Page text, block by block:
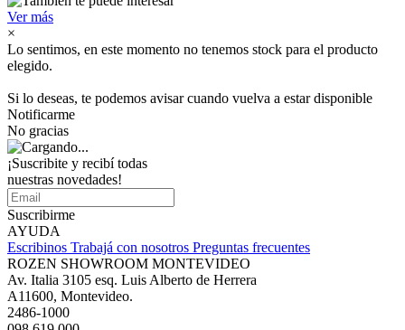
Ver más
×
Lo sentimos, en este momento no tenemos stock para el producto
elegido.
Si lo deseas, te podemos avisar cuando vuelva a estar disponible
Notificarme
No gracias
¡Suscribite y recibí todas
nuestras novedades!
Suscribirme
AYUDA
Escribinos Trabajá con nosotros Preguntas frecuentes
ROZEN SHOWROOM MONTEVIDEO
Av. Italia 3105 esq. Luis Alberto de Herrera
A11600, Montevideo.
2486-1000